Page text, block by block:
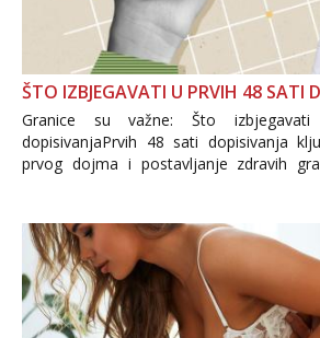
ŠTO IZBJEGAVATI U PRVIH 48 SATI
Granice su važne: Što
dopisivanjaPrvih 48 sati dopisivanja
prvog dojma i postavljanje zdravih
Važno je izbjeći prebrzo otkrivanje
informacija, jer nepoznata osoba
povjerenje. Takođe...